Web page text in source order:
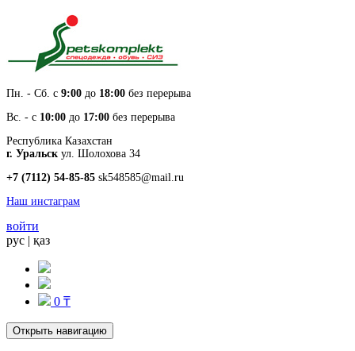
Пн. - Cб. с 9:00 до 18:00 без перерыва
Вс. - с 10:00 до 17:00 без перерыва
Республика Казахстан
г. Уральск ул. Шолохова 34
+7 (7112) 54-85-85 sk548585@mail.ru
Наш инстаграм
войти
рус | қаз
0 ₸
Открыть навигацию